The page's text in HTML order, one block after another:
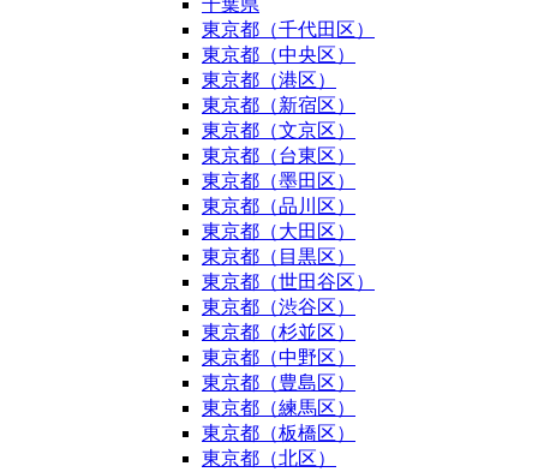
千葉県
東京都（千代田区）
東京都（中央区）
東京都（港区）
東京都（新宿区）
東京都（文京区）
東京都（台東区）
東京都（墨田区）
東京都（品川区）
東京都（大田区）
東京都（目黒区）
東京都（世田谷区）
東京都（渋谷区）
東京都（杉並区）
東京都（中野区）
東京都（豊島区）
東京都（練馬区）
東京都（板橋区）
東京都（北区）